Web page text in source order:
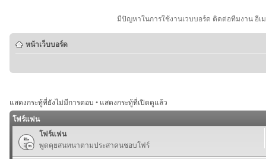
มีปัญหาในการใช้งานเวบบอร์ด ติดต่อทีมงาน อีเ
หน้าเว็บบอร์ด
แสดงกระทู้ที่ยังไม่มีการตอบ • แสดงกระทู้ที่เปิดดูแล้ว
โฟร์แฟน
โฟร์แฟน
พูดคุยสนทนาตามประสาคนชอบโฟร์